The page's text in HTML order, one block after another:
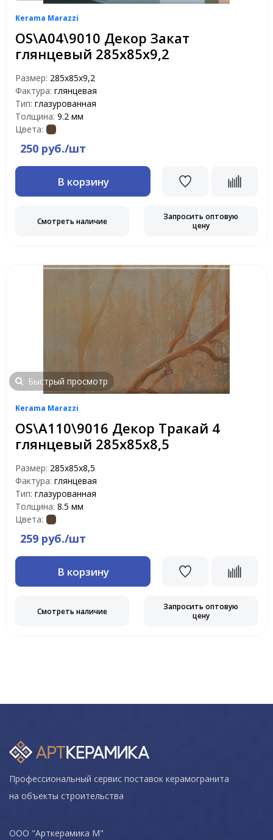
Kerama Marazzi
OS\A04\9010 Декор Закат
глянцевый 285х85х9,2
Размер: 285х85х9,2
Фактура: глянцевая
Тип: глазурованная
Толщина: 9.2 мм
Цвета:
250 руб./шт
В корзину
Смотреть наличие
Запросить оптовую
цену
Быстрый просмотр
Kerama Marazzi
OS\A110\9016 Декор Тракай 4
глянцевый 285х85х8,5
Размер: 285х85х8,5
Фактура: глянцевая
Тип: глазурованная
Толщина: 8.5 мм
Цвета:
259 руб./шт
В корзину
Смотреть наличие
Запросить оптовую
цену
Профессиональный сервис поставок керамогранита
на объекты строительства
ООО "Арткерамика М"